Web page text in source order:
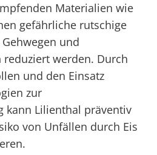
Materialien wie
gefährliche rutschige
und
werden. Durch
und den Einsatz
zur
kann Lilienthal präventiv
von Unfällen durch Eis